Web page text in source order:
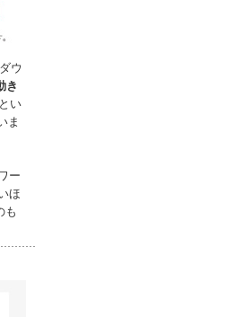
ウ
き
い
ま
ー
ほ
も